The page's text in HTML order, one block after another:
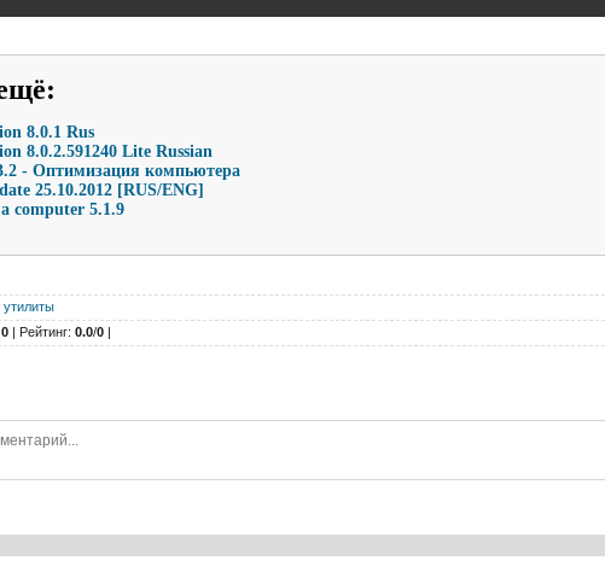
:
8.0.1 Rus
8.0.2.591240 Lite Russian
- Оптимизация компьютера
25.10.2012 [RUS/ENG]
computer 5.1.9
0 | Рейтинг: 0.0/0 |